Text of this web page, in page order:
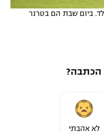
ביום שבת הם בטרנר
הכתבה?
לא אהבתי